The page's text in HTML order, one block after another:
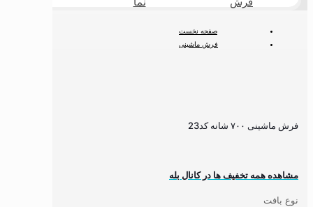
صفحه نخست
فرش ماشینی
فرش ماشینی ۷۰۰ شانه کد23
مشاهده همه تخفیف ها در کانال بله
نوع بافت